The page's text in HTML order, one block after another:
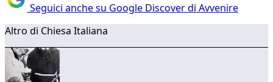
Seguici anche su Google Discover di Avvenire
Altro di Chiesa Italiana